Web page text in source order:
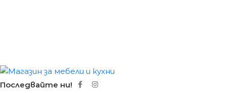
Последвайте ни!